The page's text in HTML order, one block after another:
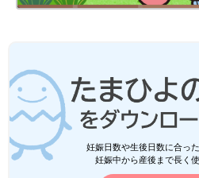
妊娠日数や生後日数に合っ
妊娠中から産後まで長く